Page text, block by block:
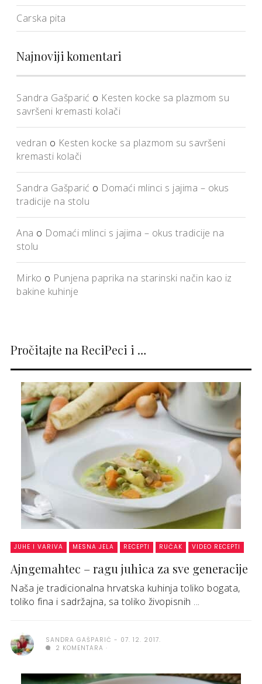
Carska pita
Najnoviji komentari
Sandra Gašparić o Kesten kocke sa plazmom su
savršeni kremasti kolači
vedran o Kesten kocke sa plazmom su savršeni
kremasti kolači
Sandra Gašparić o Domaći mlinci s jajima – okus
tradicije na stolu
Ana o Domaći mlinci s jajima – okus tradicije na
stolu
Mirko o Punjena paprika na starinski način kao iz
bakine kuhinje
Pročitajte na ReciPeci i …
JUHE I VARIVA MESNA JELA RECEPTI RUČAK VIDEO RECEPTI
Ajngemahtec – ragu juhica za sve generacije
Naša je tradicionalna hrvatska kuhinja toliko bogata,
toliko fina i sadržajna, sa toliko živopisnih ...
SANDRA GAŠPARIĆ
07. 12. 2017.
2 KOMENTARA